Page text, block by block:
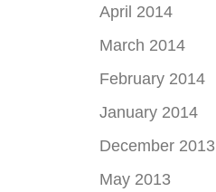
April 2014
March 2014
February 2014
January 2014
December 2013
May 2013